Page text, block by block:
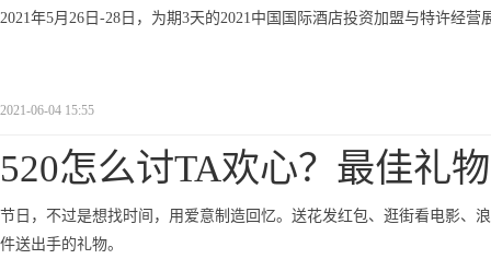
2021年5月26日-28日，为期3天的2021中国国际酒店投资加盟与特许经
2021-06-04 15:55
520怎么讨TA欢心？最佳礼
节日，不过是想找时间，用爱意制造回忆。送花发红包、逛街看电影、
件送出手的礼物。